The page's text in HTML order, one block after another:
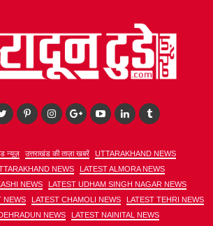
न्यूज़ उत्तराखंड की ताज़ा खबरें
UTTARAKHAND NEWS
NEWS
LATEST ALMORA NEWS
NEWS
LATEST UDHAM SINGH NAGAR NEWS
NEWS
LATEST CHAMOLI NEWS
LATEST TEHRI NEWS
NEWS
LATEST NAINITAL NEWS